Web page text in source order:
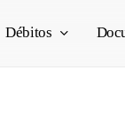
Débitos